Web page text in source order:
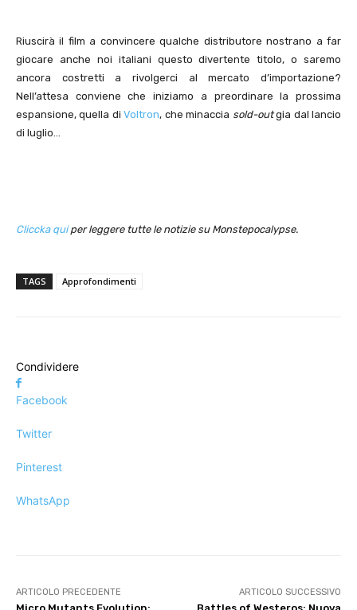
Riuscirà il film a convincere qualche distributore nostrano a far
giocare anche noi italiani questo divertente titolo, o saremo
ancora costretti a rivolgerci al mercato d’importazione?
Nell’attesa conviene che iniziamo a preordinare la prossima
espansione, quella diVoltron, che minaccia sold-outgia dal lancio
di luglio…
Cliccka quiper leggere tutte le notizie su Monstepocalypse.
TAGS Approfondimenti
Condividere
Facebook
Twitter
Pinterest
WhatsApp
ARTICOLO PRECEDENTE ARTICOLO SUCCESSIVO